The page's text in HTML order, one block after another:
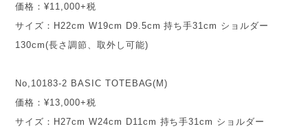
価格：¥11,000+税
サイズ： H22cm W19cm D9.5cm 持ち手31cm ショルダー
130cm(長さ調節、取外し可能)
No,10183-2 BASIC TOTEBAG(M)
価格：¥13,000+税
サイズ： H27cm W24cm D11cm 持ち手31cm ショルダー